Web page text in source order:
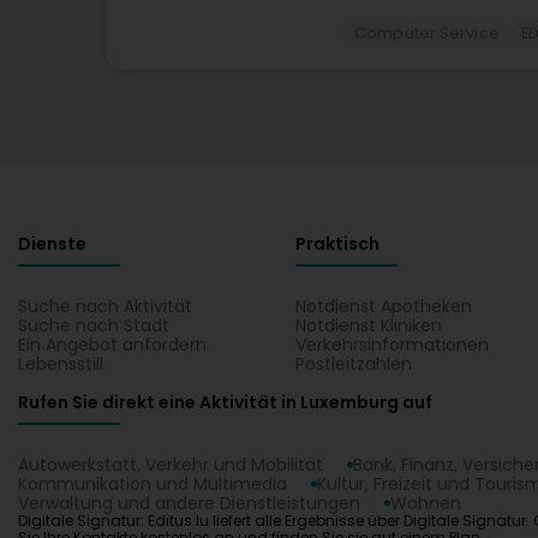
Dienste
Suche nach Aktivität
Suche nach Stadt
Ein Angebot anfordern
Lebensstill
Praktisch
Notdienst Apotheken
Notdienst Kliniken
Verkehrsinformationen
Postleitzahlen
Rufen Sie direkt eine Aktivität in Luxemburg auf
Autowerkstatt, Verkehr und Mobilität
Bank, Finanz,
Kommunikation und Multimedia
Kultur, Freizeit und
Verwaltung und andere Dienstleistungen
Wohnen
Digitale Signatur: Editus.lu liefert alle Ergebnisse über Digitale